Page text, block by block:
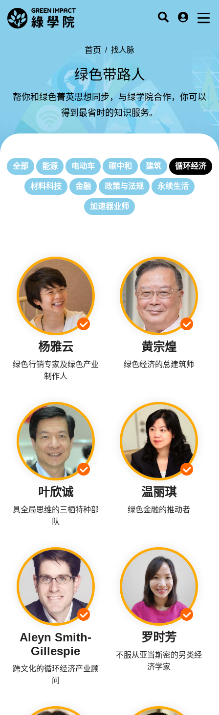
首页 找人脉
绿色带路人
帮你和绿色菁英思想同步，与绿学院合作，你可以
得到最省时的知识服务。
全部 能源 电动车 碳中和 建筑 循环经济
材料科技 金融 政策与法规 永续生活
加速器业师
杨雅云
绿色行销专家及绿色产业
制作人
黄宗煌
绿色经济的总建筑师
叶欣诚
具全局思维的三栖特种部
队
温丽琪
绿色金融的推动者
Aleyn Smith-
Gillespie
跨文化的循环经济产业顾
问
罗时芳
不服从亚当斯密的另类经
济学家